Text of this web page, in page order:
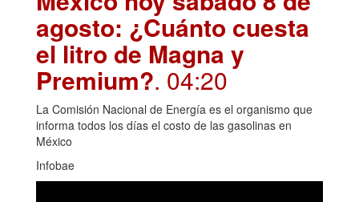
agosto: ¿Cuánto cuesta
el litro de Magna y
Premium?. 04:20
La Comisión Nacional de Energía es el organismo que
informa todos los días el costo de las gasolinas en
México
Infobae